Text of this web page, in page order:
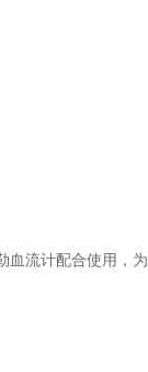
血流计配合使用，为